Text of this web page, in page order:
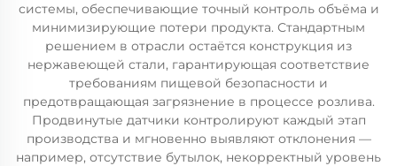
системы, обеспечивающие точный контроль объёма и
минимизирующие потери продукта. Стандартным
решением в отрасли остаётся конструкция из
нержавеющей стали, гарантирующая соответствие
требованиям пищевой безопасности и
предотвращающая загрязнение в процессе розлива.
Продвинутые датчики контролируют каждый этап
производства и мгновенно выявляют отклонения —
например, отсутствие бутылок, некорректный уровень